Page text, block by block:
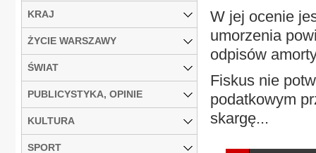
W jej ocenie
umorzenia
odpisów
Fiskus nie
podatkowym
skargę...
KRAJ
ŻYCIE WARSZAWY
ŚWIAT
PUBLICYSTYKA, OPINIE
KULTURA
SPORT